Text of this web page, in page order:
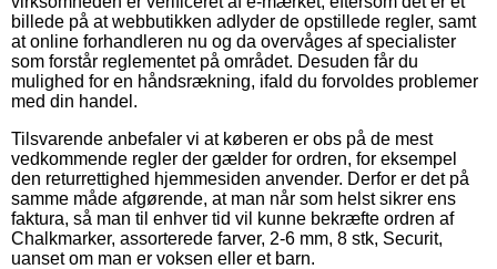
billede på at webbutikken adlyder de opstillede regler, samt
at online forhandleren nu og da overvåges af specialister
som forstår reglementet på området. Desuden får du
mulighed for en håndsrækning, ifald du forvoldes problemer
med din handel.
Tilsvarende anbefaler vi at køberen er obs på de mest
vedkommende regler der gælder for ordren, for eksempel
den returrettighed hjemmesiden anvender. Derfor er det på
samme måde afgørende, at man når som helst sikrer ens
faktura, så man til enhver tid vil kunne bekræfte ordren af
Chalkmarker, assorterede farver, 2-6 mm, 8 stk, Securit,
uanset om man er voksen eller et barn.